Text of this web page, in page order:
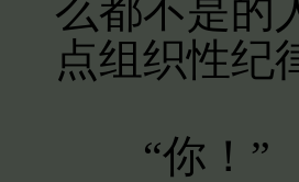
么都不是的
点组织性纪
“你！”